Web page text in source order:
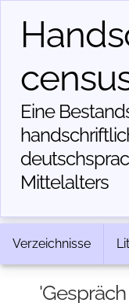
Eine
Mittelalters
Verzeichnisse